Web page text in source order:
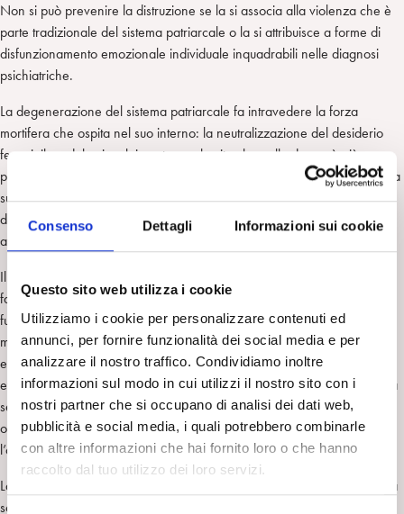
Consenso Dettagli Informazioni sui cookie
Questo sito web utilizza i cookie
Utilizziamo i cookie per personalizzare contenuti ed
annunci, per fornire funzionalità dei social media e per
analizzare il nostro traffico. Condividiamo inoltre
informazioni sul modo in cui utilizzi il nostro sito con i
nostri partner che si occupano di analisi dei dati web,
pubblicità e social media, i quali potrebbero combinarle
con altre informazioni che hai fornito loro o che hanno
raccolto dal tuo utilizzo dei loro servizi.
Non si può prevenire la distruzione se la si associa alla violenza che è
parte tradizionale del sistema patriarcale o la si attribuisce a forme di
disfunzionamento emozionale individuale inquadrabili nelle diagnosi
psichiatriche.
La degenerazione del sistema patriarcale fa intravedere la forza
mortifera che ospita nel suo interno: la neutralizzazione del desiderio
femminile e del coinvolgimento con la vita che nella donna è più
profondo. Il femminicidio segnala la presenza di una tendenza collettiva
suicida che distrugge la nostra capacità di prendere cura della natura,
della comunità e delle relazioni affettive. Una difesa “autoimmunitaria”
attacca la vita dentro di noi.
Il rigetto radicale del femminile comprime e impoverisce gli affetti e
facilita l’affermarsi nella psiche collettiva di un modello maschile di
funzionamento dissociato dalla relazione erotica profonda. Questo
modello ha natura “idraulica”: è finalizzato alla scarica impulsiva delle
emozioni e dei sentimenti che é distruttiva. La violenza distruttiva ha un
effetto falsamente liberatorio, di sfogo, sulla psiche compressa e crea la
sensazione onnipotente di essere invulnerabili. Smorza il senso di
oppressione creato dalla compressione psichica e colma con
l’onnipotenza il senso di vuoto, rendendolo permanente e stuporoso.
La dissoluzione dei legami, della convivialità e del tempo libero che una
società smarrita nel suo agire frenetico produce, devasta il mondo